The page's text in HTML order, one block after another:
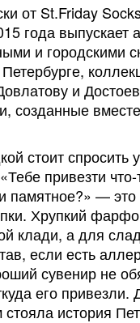
от St.Friday
года выпускает
и городскими
и
созданные
стоит спросить у
привезти
памятное?» — это
Хрупкий
клади, а для
если есть
сувенир не
его привезли.
история